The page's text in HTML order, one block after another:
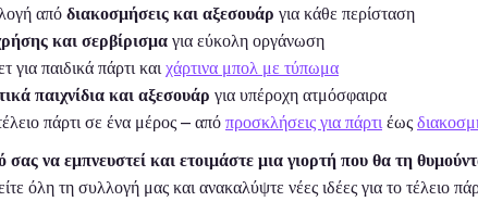
από διακοσμήσεις και αξεσουάρ για κάθε περίσταση
και σερβίρισμα για εύκολη οργάνωση
για παιδικά πάρτι καιχάρτινα μπολ με τύπωμα
παιχνίδια και αξεσουάρ για υπέροχη ατμόσφαιρα
πάρτι σε ένα μέρος – από προσκλήσεις για πάρτιέως
να εμπνευστεί και ετοιμάστε μια γιορτή που θα τη
όλη τη συλλογή μας και ανακαλύψτε νέες ιδέες για το τέλειο